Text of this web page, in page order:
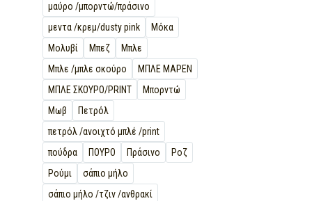
μαύρο /μπορντώ/πράσινο
μεντα /κρεμ/dusty pink
Μόκα
Μολυβί
Μπεζ
Μπλε
Μπλε /μπλε σκούρο
ΜΠΛΕ ΜΑΡΕΝ
ΜΠΛΕ ΣΚΟΥΡΟ/PRINT
Μπορντώ
Μωβ
Πετρόλ
πετρόλ /ανοιχτό μπλέ /print
πούδρα
ΠΟΥΡΟ Πράσινο
Ροζ
Ρούμι
σάπιο μήλο
σάπιο μήλο /τζιν /ανθρακί